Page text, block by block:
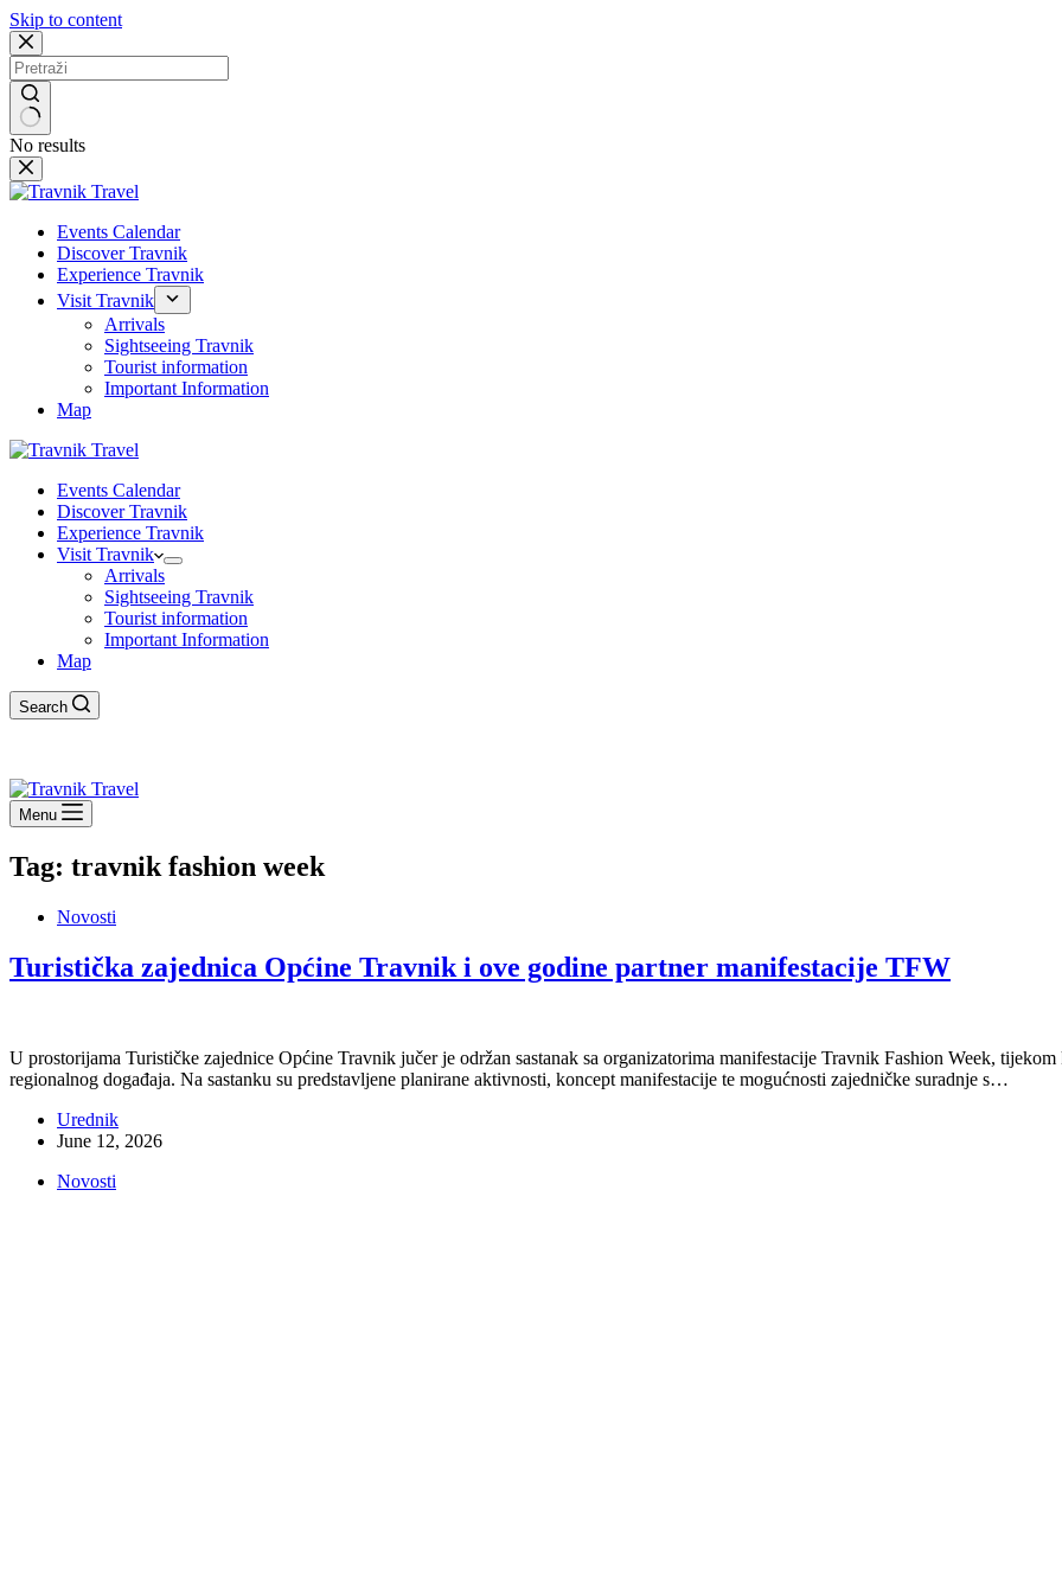
Skip to content
No results
Events Calendar
Discover Travnik
Experience Travnik
Visit Travnik
Arrivals
Sightseeing Travnik
Tourist information
Important Information
Map
Events Calendar
Discover Travnik
Experience Travnik
Visit Travnik
Arrivals
Sightseeing Travnik
Tourist information
Important Information
Map
Search
Menu
Tag: travnik fashion week
Novosti
Turistička zajednica Općine Travnik i ove godine partner manifestacije TFW
U prostorijama Turističke zajednice Općine Travnik jučer je održan sastanak sa organizatorima manifestacije Travnik Fashion Week,
regionalnog događaja. Na sastanku su predstavljene planirane aktivnosti, koncept manifestacije te mogućnosti zajedničke suradnje s…
Urednik
June 12, 2026
Novosti